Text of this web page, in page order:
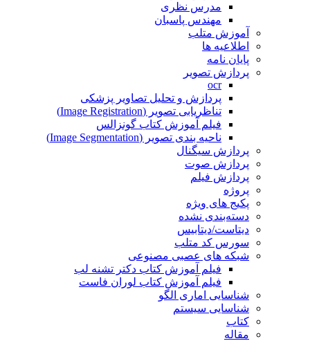
مدرس نظری
مهندس پاسبان
آموزش متلب
اطلاعیه ها
پایان نامه
پردازش تصویر
ocr
پردازش و تحلیل تصاویر پزشکی
تناظریابی تصویر (Image Registration)
فیلم آموزش کتاب گونزالس
ناحیه بندی تصویر (Image Segmentation)
پردازش سیگنال
پردازش صوت
پردازش فیلم
پروژه
پکیج های ویژه
دسته‌بندی نشده
دیتاست/دیتابیس
سورس کد متلب
شبکه های عصبی مصنوعی
فیلم آموزش کتاب دکتر تشنه لب
فیلم آموزش کتاب لوران فاست
شناسایی اماری الگو
شناسایی سیستم
کتاب
مقاله